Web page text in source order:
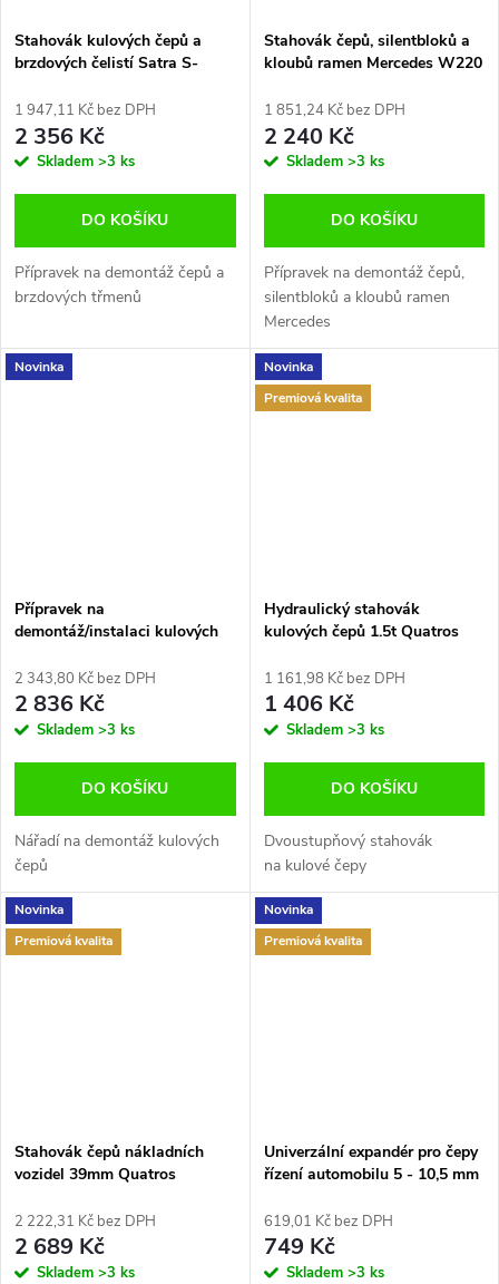
Stahovák kulových čepů a
brzdových čelistí Satra S-
1 947,11 Kč bez DPH
2 356 Kč
Skladem >3 ks
DO KOŠÍKU
Přípravek na demontáž čepů a
brzdových třmenů
Stahovák čepů, silentbloků a
kloubů ramen Mercedes W220
F05774
1 851,24 Kč bez DPH
2 240 Kč
Skladem >3 ks
DO KOŠÍKU
Přípravek na demontáž čepů,
silentbloků a kloubů ramen
Mercedes
Novinka
Přípravek na
demontáž/instalaci kulových
VW T4 Falcon F05773
2 343,80 Kč bez DPH
2 836 Kč
Skladem >3 ks
DO KOŠÍKU
Nářadí na demontáž kulových
čepů
Novinka
Premiová kvalita
Hydraulický stahovák
kulových čepů 1.5t Quatros
1 161,98 Kč bez DPH
1 406 Kč
Skladem >3 ks
DO KOŠÍKU
Dvoustupňový stahovák
na kulové čepy
Novinka
Premiová kvalita
Stahovák čepů nákladních
vozidel 39mm Quatros
2 222,31 Kč bez DPH
2 689 Kč
Skladem >3 ks
Novinka
Premiová kvalita
Univerzální expandér pro čepy
řízení automobilu 5 - 10,5 mm
619,01 Kč bez DPH
749 Kč
Skladem >3 ks